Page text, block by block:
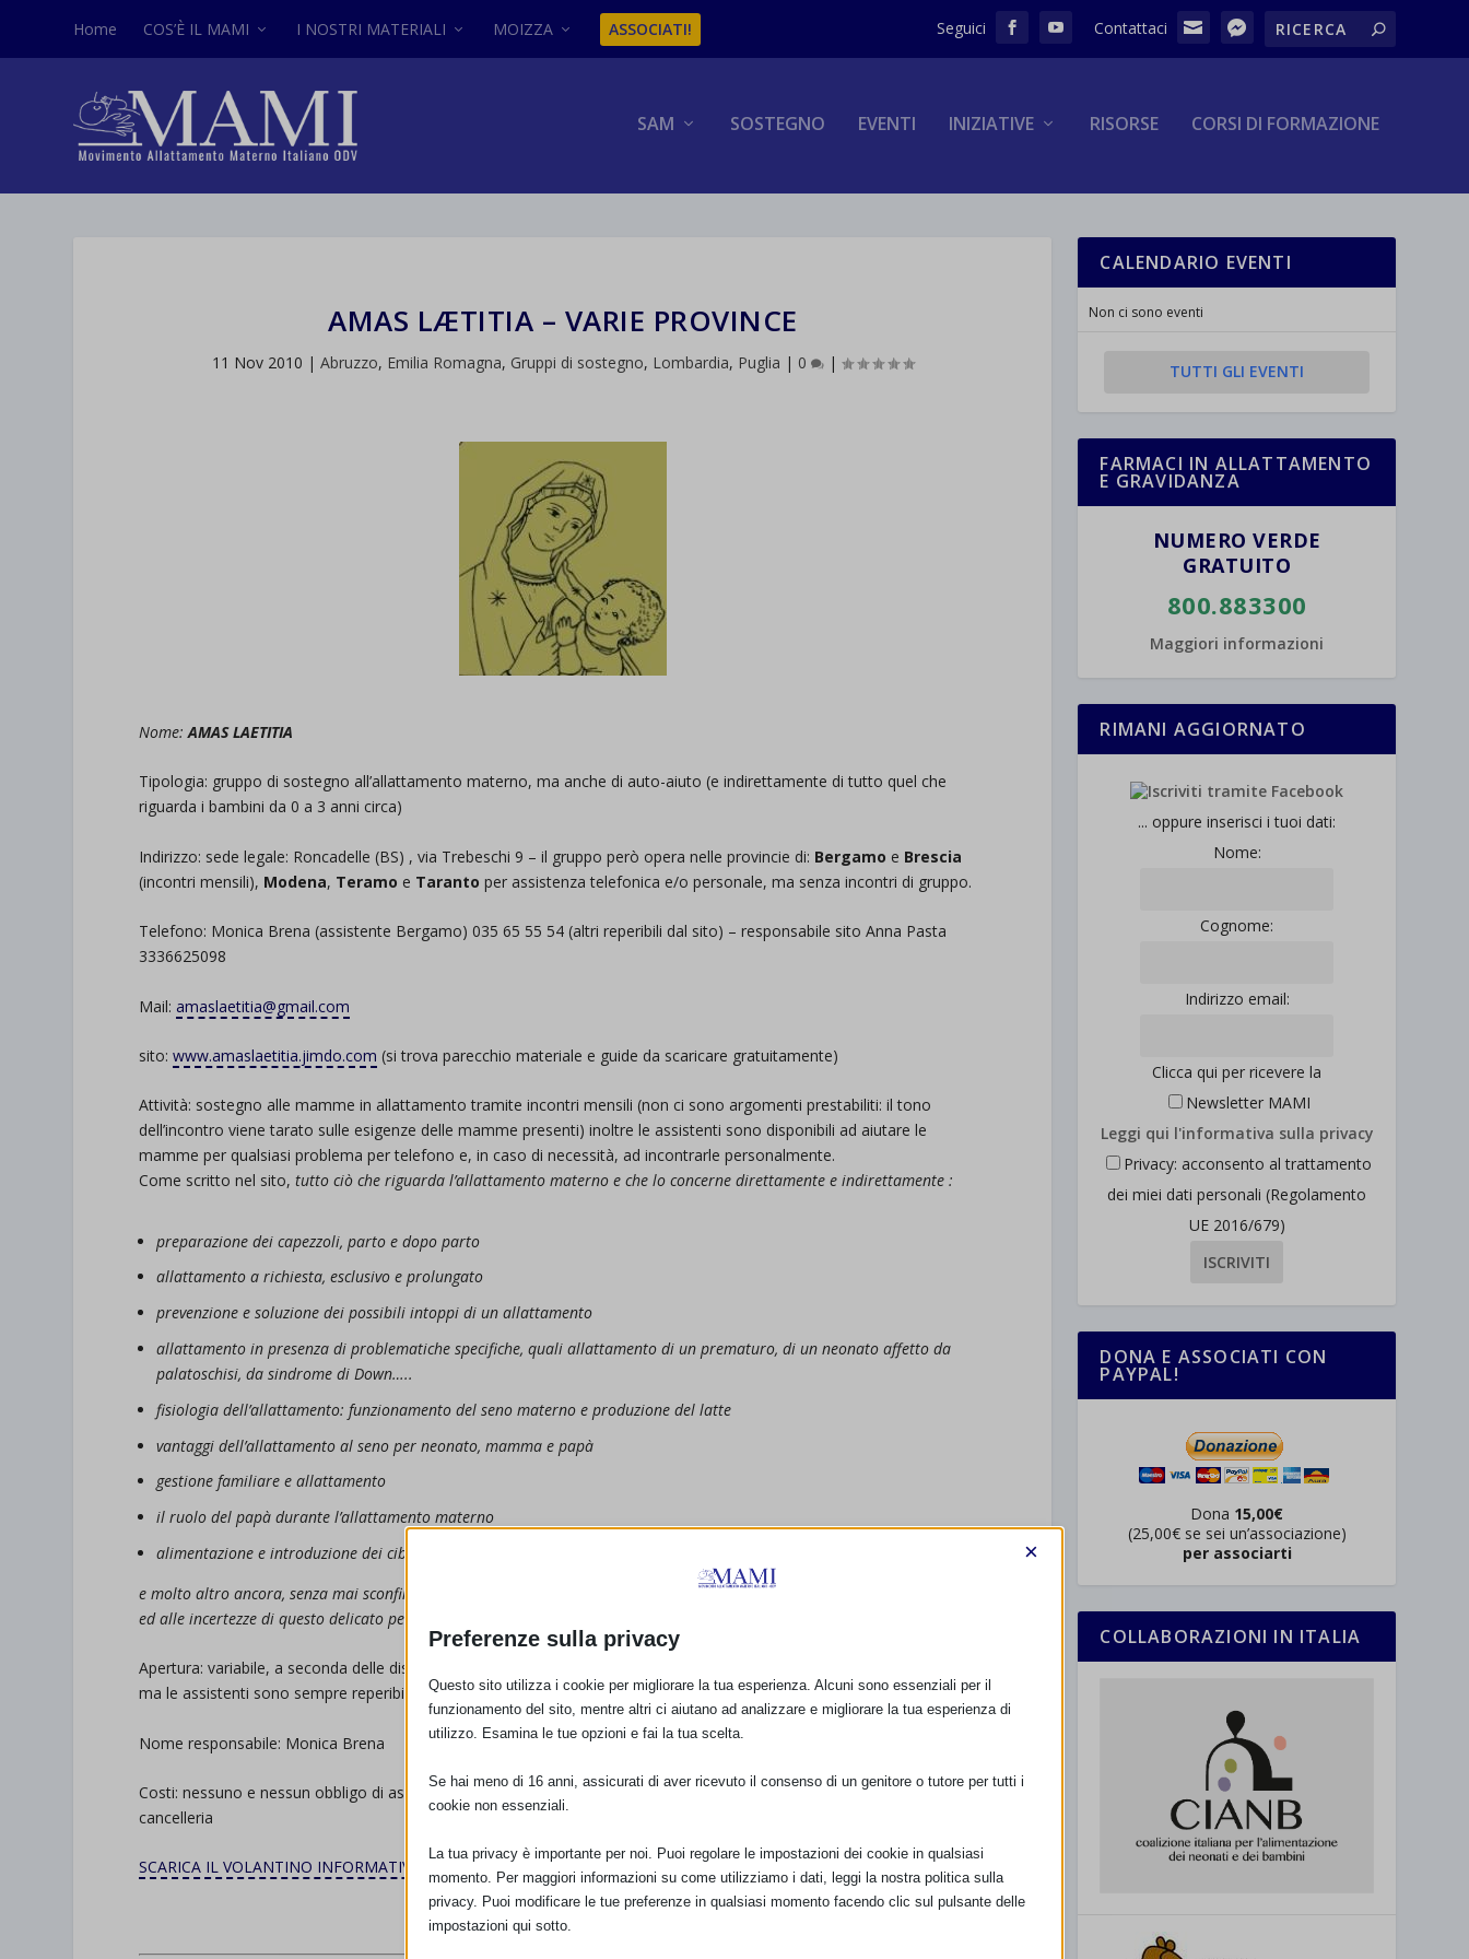
Home COS’È IL MAMI I NOSTRI MATERIALI MOIZZA ASSOCIATI!
SAM SOSTEGNO EVENTI INIZIATIVE RISORSE CORSI DI FORMAZIONE
AMAS LÆTITIA – VARIE PROVINCE
11 Nov 2010 | Abruzzo, Emilia Romagna, Gruppi di sostegno, Lombardia, Puglia | 0 |
Nome:AMAS LAETITIA
Tipologia: gruppo di sostegno all’allattamento materno, ma anche di auto-aiuto (e indirettamente di tutto quel che
riguarda i bambini da 0 a 3 anni circa)
Indirizzo: sede legale: Roncadelle (BS) , via Trebeschi 9 – il gruppo però opera nelle provincie di: Bergamo e Brescia
(incontri mensili), Modena, Teramo e Taranto per assistenza telefonica e/o personale, ma senza incontri di gruppo.
Telefono: Monica Brena (assistente Bergamo) 035 65 55 54 (altri reperibili dal sito) – responsabile sito Anna Pasta
3336625098
Mail:amaslaetitia@gmail.com
sito:www.amaslaetitia.jimdo.com (si trova parecchio materiale e guide da scaricare gratuitamente)
Attività: sostegno alle mamme in allattamento tramite incontri mensili (non ci sono argomenti prestabiliti: il tono
dell’incontro viene tarato sulle esigenze delle mamme presenti) inoltre le assistenti sono disponibili ad aiutare le
mamme per qualsiasi problema per telefono e, in caso di necessità, ad incontrarle personalmente.
Come scritto nel sito,tutto ciò che riguarda l’allattamento materno e che lo concerne direttamente e indirettamente :
preparazione dei capezzoli, parto e dopo parto
allattamento a richiesta, esclusivo e prolungato
prevenzione e soluzione dei possibili intoppi di un allattamento
allattamento in presenza di problematiche specifiche, quali allattamento di un prematuro, di un neonato affetto da
palatoschisi, da sindrome di Down…..
fisiologia dell’allattamento: funzionamento del seno materno e produzione del latte
vantaggi dell’allattamento al seno per neonato, mamma e papà
gestione familiare e allattamento
il ruolo del papà durante l’allattamento materno
alimentazione e introduzione dei cibi solidi
e molto altro ancora, senza mai sconfinare nella pratica medica, ma accostandosi ad essa, per trovare risposte ai problemi
ed alle incertezze di questo delicato periodo.
Apertura: variabile, a seconda delle disponibilità degli spazi concessi per gli incontri. In generale dal settembre a giugno,
ma le assistenti sono sempre reperibili
Nome responsabile: Monica Brena
Costi: nessuno e nessun obbligo di associazione. Viene chiesta un’offerta libera, se si vuole, per contribuire alle spese di
cancelleria
SCARICA IL VOLANTINO INFORMATIVO COI NUMERI DI TEL. DELLE ASSISTENTI
CALENDARIO EVENTI
Non ci sono eventi
TUTTI GLI EVENTI
FARMACI IN ALLATTAMENTO
E GRAVIDANZA
NUMERO VERDE
GRATUITO
800.883300
Maggiori informazioni
RIMANI AGGIORNATO
... oppure inserisci i tuoi dati:
Nome:
Cognome:
Indirizzo email:
Clicca qui per ricevere la
Newsletter MAMI
Leggi qui l'informativa sulla privacy
Privacy: acconsento al trattamento
dei miei dati personali (Regolamento
UE 2016/679)
DONA E ASSOCIATI CON
PAYPAL!
Dona 15,00€
(25,00€ se sei un’associazione)
per associarti
COLLABORAZIONI IN ITALIA
Preferenze sulla privacy
×
Questo sito utilizza i cookie per migliorare la tua esperienza. Alcuni sono essenziali per il
funzionamento del sito, mentre altri ci aiutano ad analizzare e migliorare la tua esperienza di
utilizzo. Esamina le tue opzioni e fai la tua scelta.
Se hai meno di 16 anni, assicurati di aver ricevuto il consenso di un genitore o tutore per tutti i
cookie non essenziali.
La tua privacy è importante per noi. Puoi regolare le impostazioni dei cookie in qualsiasi
momento. Per maggiori informazioni su come utilizziamo i dati, leggi la nostra politica sulla
privacy. Puoi modificare le tue preferenze in qualsiasi momento facendo clic sul pulsante delle
impostazioni qui sotto.